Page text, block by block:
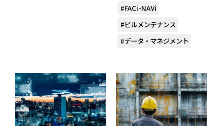
#FACi-NAVi
#ビルメンテナンス
#データ・マネジメント